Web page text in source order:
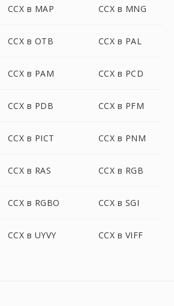
CCX в MAP CCX в MNG
CCX в OTB CCX в PAL
CCX в PAM CCX в PCD
CCX в PDB CCX в PFM
CCX в PICT CCX в PNM
CCX в RAS CCX в RGB
CCX в RGBO CCX в SGI
CCX в UYVY CCX в VIFF